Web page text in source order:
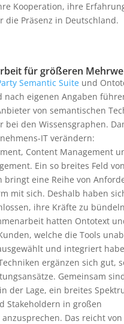
Kooperation, ihre
die Präsenz in Deutschland.
für größeren
Semantic Suiteund
nach eigenen Angaben
von semantischen
bei den Wissensgraphen.
IT verändern:
Content Management
Ein so breites Feld von
bringt eine Reihe von
mit sich. Deshalb haben
ihre Kräfte zu
hatten Ontotext
welche die Tools
und integriert
ergänzen sich gut,
Gemeinsam
der Lage, ein breites
Stakeholdern in großen
Das reicht von